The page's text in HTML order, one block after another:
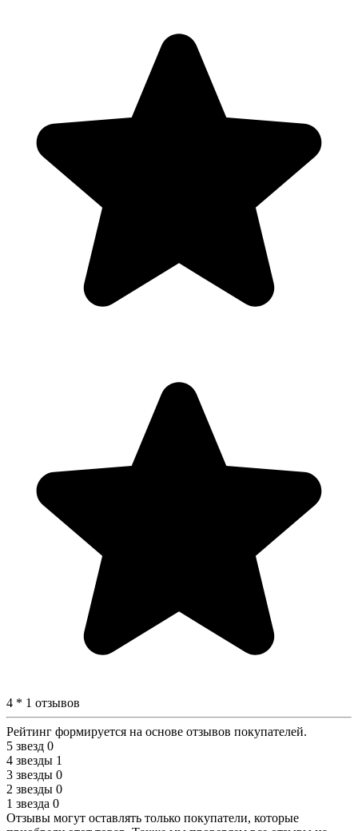
4 * 1 отзывов
Рейтинг формируется на основе отзывов покупателей.
5 звезд 0
4 звезды 1
3 звезды 0
2 звезды 0
1 звезда 0
Отзывы могут оставлять только покупатели, которые